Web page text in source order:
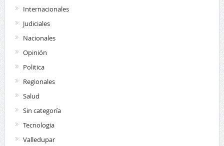
Internacionales
Judiciales
Nacionales
Opinión
Politica
Regionales
Salud
Sin categoría
Tecnologia
Valledupar